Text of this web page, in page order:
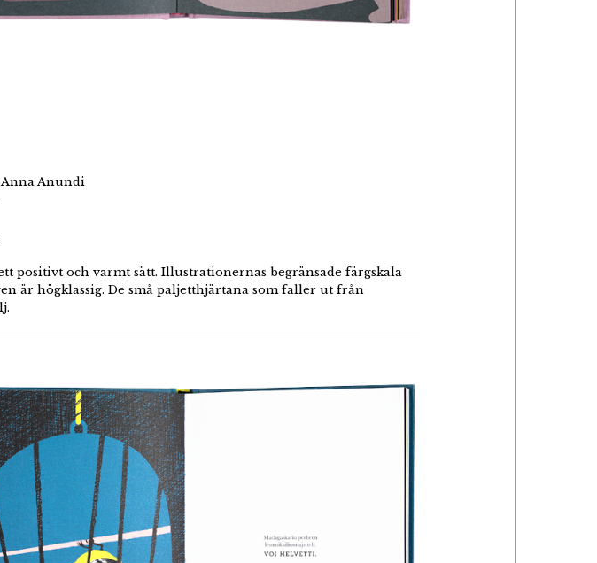
Anna Anundi
positivt och varmt sätt. Illustrationernas begränsade färgskala
är högklassig. De små paljetthjärtana som faller ut från